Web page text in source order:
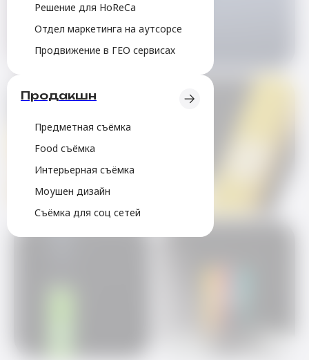
Решение для HoReCa
Отдел маркетинга на аутсорсе
Продвижение в ГЕО сервисах
Продакшн
Предметная съёмка
Food съёмка
Интерьерная съёмка
Моушен дизайн
Съёмка для соц сетей